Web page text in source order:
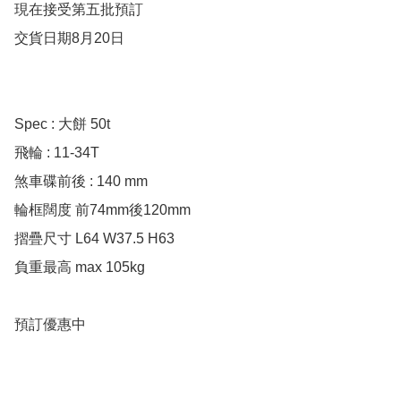
現在接受第五批預訂
交貨日期8月20日
Spec : 大餅 50t
飛輪 : 11-34T
煞車碟前後 : 140 mm
輪框闊度 前74mm後120mm
摺疊尺寸 L64 W37.5 H63
負重最高 max 105kg
預訂優惠中